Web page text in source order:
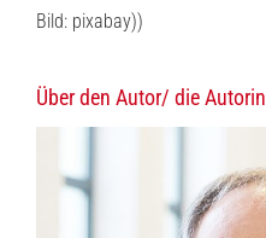
Bild: pixabay))
Über den Autor/ die Autorin